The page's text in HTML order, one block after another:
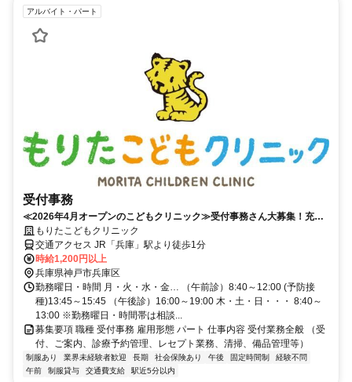
アルバイト・パート
受付事務
≪2026年4月オープンのこどもクリニック≫受付事務さん大募集！充実
の手当あり！兵庫駅より徒歩１分！
もりたこどもクリニック
交通アクセス JR「兵庫」駅より徒歩1分
時給1,200円以上
兵庫県神戸市兵庫区
勤務曜日・時間 月・火・水・金… （午前診）8:40～12:00 (予防接
種)13:45～15:45 （午後診）16:00～19:00 木・土・日・・・ 8:40～
13:00 ※勤務曜日・時間帯は相談...
募集要項 職種 受付事務 雇用形態 パート 仕事内容 受付業務全般 （受
付、ご案内、診療予約管理、レセプト業務、清掃、備品管理等）
制服あり 業界未経験者歓迎 長期 社会保険あり 午後 固定時間制
経験不問
午前
制服貸与 交通費支給 駅近5分以内